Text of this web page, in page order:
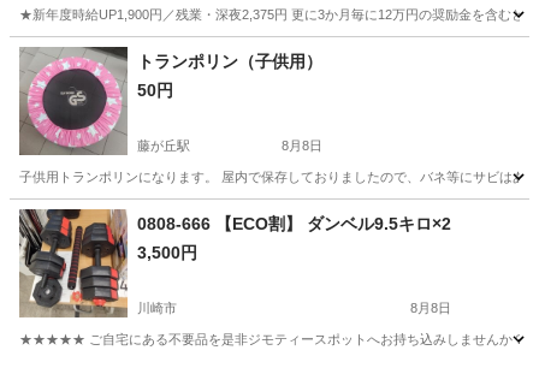
★新年度時給UP1,900円／残業・深夜2,375円 更に3か月毎に12万円の奨励金を含む
神奈川 藤沢市 その他
トランポリン（子供用）
50円
藤が丘駅 8月8日
子供用トランポリンになります。 屋内で保存しておりましたので、バネ等にサビはあ
神奈川 横浜市 その他 トランポリン
0808-666 【ECO割】 ダンベル9.5キロ×2
3,500円
川崎市 8月8日
★★★★★ ご自宅にある不要品を是非ジモティースポットへお持ち込みしませんか？